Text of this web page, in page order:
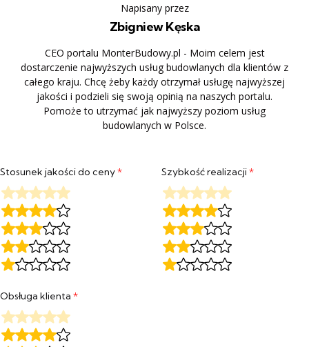
Napisany przez
Zbigniew Kęska
CEO portalu MonterBudowy.pl - Moim celem jest
dostarczenie najwyższych usług budowlanych dla klientów z
całego kraju. Chcę żeby każdy otrzymał usługę najwyższej
jakości i podzieli się swoją opinią na naszych portalu.
Pomoże to utrzymać jak najwyższy poziom usług
budowlanych w Polsce.
Stosunek jakości do ceny* Szybkość realizacji*
Obsługa klienta *